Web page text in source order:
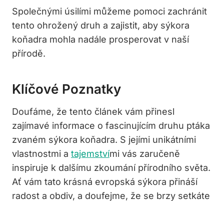
Společnými úsilími můžeme pomoci zachránit
tento ohrožený druh a zajistit, aby sýkora
koňadra mohla nadále prosperovat v naší
přírodě.
Klíčové Poznatky
Doufáme, že tento článek vám přinesl
zajímavé informace o fascinujícím druhu ptáka
zvaném sýkora koňadra. S jejími unikátními
vlastnostmi a tajemstvími vás zaručeně
inspiruje k dalšímu zkoumání přírodního světa.
Ať vám tato krásná evropská sýkora přináší
radost a obdiv, a doufejme, že se brzy setkáte